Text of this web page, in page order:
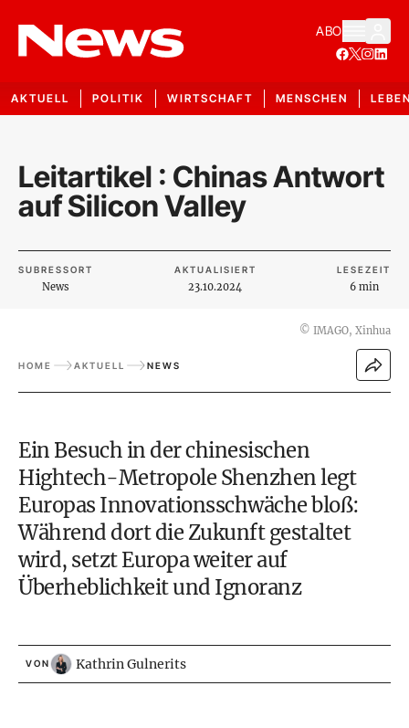
ABO
AKTUELL POLITIK WIRTSCHAFT MENSCHEN
Leitartikel : Chinas Antwort
auf Silicon Valley
SUBRESSORT
News
AKTUALISIERT
23.10.2024
LESEZEIT
6 min
© IMAGO, Xinhua
HOME AKTUELL NEWS
Ein Besuch in der chinesischen
Hightech-Metropole Shenzhen legt
Europas Innovationsschwäche bloß:
Während dort die Zukunft gestaltet
wird, setzt Europa weiter auf
Überheblichkeit und Ignoranz
VON Kathrin Gulnerits